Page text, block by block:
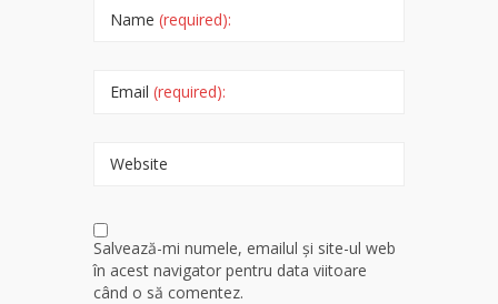
Name (required):
Email (required):
Website
Salvează-mi numele, emailul și site-ul web
în acest navigator pentru data viitoare
când o să comentez.